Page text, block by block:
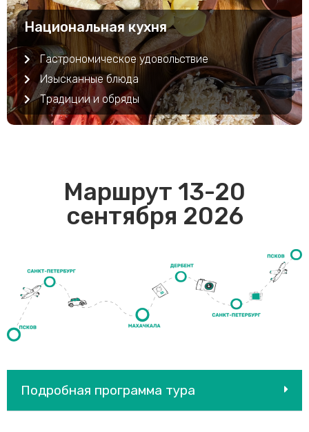
Национальная кухня
Гастрономическое удовольствие
Изысканные блюда
Традиции и обряды
Маршрут 13-20
сентября 2026
Подробная программа тура